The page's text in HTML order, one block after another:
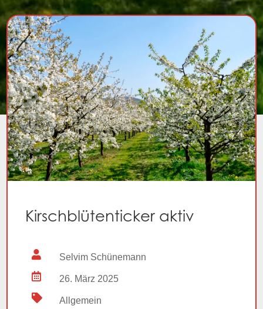
Kirschblütenticker aktiv
 Selvim Schünemann
 26. März 2025
 Allgemein